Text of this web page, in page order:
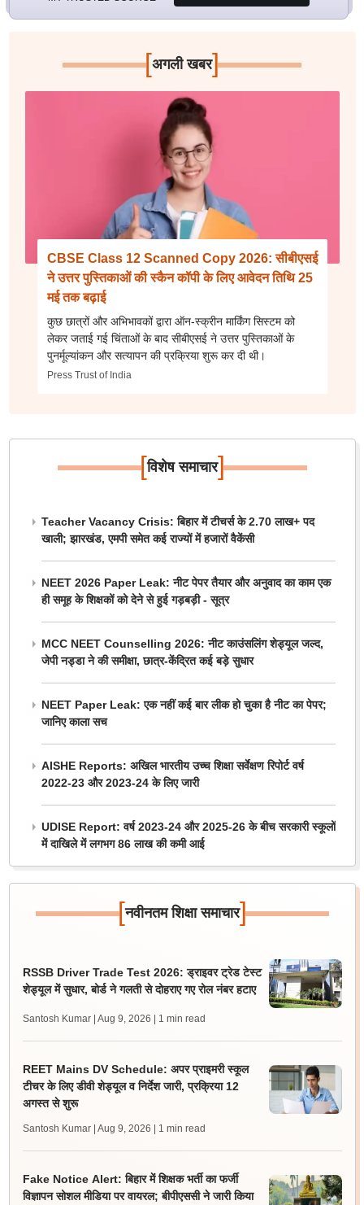
[अगली खबर]
CBSE Class 12 Scanned Copy 2026: सीबीएसई
ने उत्तर पुस्तिकाओं की स्कैन कॉपी के लिए आवेदन तिथि 25
मई तक बढ़ाई
कुछ छात्रों और अभिभावकों द्वारा ऑन-स्क्रीन मार्किंग सिस्टम को
लेकर जताई गई चिंताओं के बाद सीबीएसई ने उत्तर पुस्तिकाओं के
पुनर्मूल्यांकन और सत्यापन की प्रक्रिया शुरू कर दी थी।
Press Trust of India
[विशेष समाचार]
Teacher Vacancy Crisis: बिहार में टीचर्स के 2.70 लाख+ पद
खाली; झारखंड, एमपी समेत कई राज्यों में हजारों वैकेंसी
NEET 2026 Paper Leak: नीट पेपर तैयार और अनुवाद का काम एक
ही समूह के शिक्षकों को देने से हुई गड़बड़ी - सूत्र
MCC NEET Counselling 2026: नीट काउंसलिंग शेड्यूल जल्द,
जेपी नड्डा ने की समीक्षा, छात्र-केंद्रित कई बड़े सुधार
NEET Paper Leak: एक नहीं कई बार लीक हो चुका है नीट का पेपर;
जानिए काला सच
AISHE Reports: अखिल भारतीय उच्च शिक्षा सर्वेक्षण रिपोर्ट वर्ष
2022-23 और 2023-24 के लिए जारी
UDISE Report: वर्ष 2023-24 और 2025-26 के बीच सरकारी स्कूलों
में दाखिले में लगभग 86 लाख की कमी आई
[नवीनतम शिक्षा समाचार]
RSSB Driver Trade Test 2026: ड्राइवर ट्रेड टेस्ट
शेड्यूल में सुधार, बोर्ड ने गलती से दोहराए गए रोल नंबर हटाए
Santosh Kumar | Aug 9, 2026 | 1 min read
REET Mains DV Schedule: अपर प्राइमरी स्कूल
टीचर के लिए डीवी शेड्यूल व निर्देश जारी, प्रक्रिया 12
अगस्त से शुरू
Santosh Kumar | Aug 9, 2026 | 1 min read
Fake Notice Alert: बिहार में शिक्षक भर्ती का फर्जी
विज्ञापन सोशल मीडिया पर वायरल; बीपीएससी ने जारी किया